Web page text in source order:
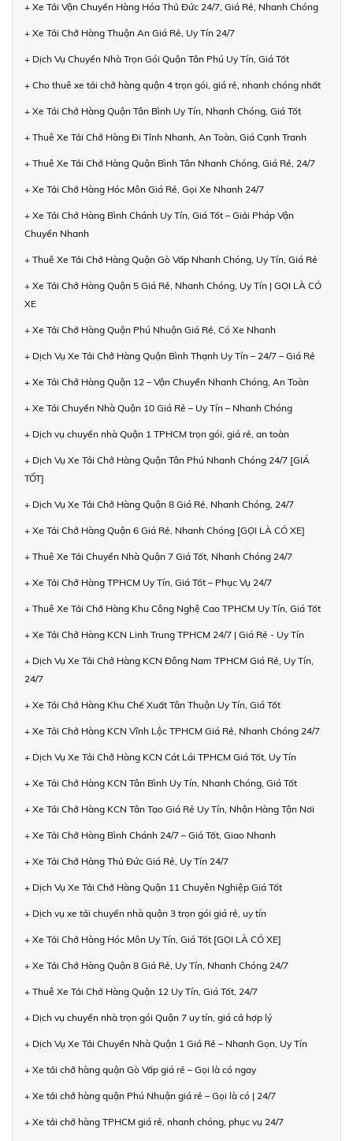
+ Xe Tải Vận Chuyển Hàng Hóa Thủ Đức 24/7, Giá Rẻ, Nhanh Chóng
+ Xe Tải Chở Hàng Thuận An Giá Rẻ, Uy Tín 24/7
+ Dịch Vụ Chuyển Nhà Trọn Gói Quận Tân Phú Uy Tín, Giá Tốt
+ Cho thuê xe tải chở hàng quận 4 trọn gói, giá rẻ, nhanh chóng nhất
+ Xe Tải Chở Hàng Quận Tân Bình Uy Tín, Nhanh Chóng, Giá Tốt
+ Thuê Xe Tải Chở Hàng Đi Tỉnh Nhanh, An Toàn, Giá Cạnh Tranh
+ Thuê Xe Tải Chở Hàng Quận Bình Tân Nhanh Chóng, Giá Rẻ, 24/7
+ Xe Tải Chở Hàng Hóc Môn Giá Rẻ, Gọi Xe Nhanh 24/7
+ Xe Tải Chở Hàng Bình Chánh Uy Tín, Giá Tốt – Giải Pháp Vận
Chuyển Nhanh
+ Thuê Xe Tải Chở Hàng Quận Gò Vấp Nhanh Chóng, Uy Tín, Giá Rẻ
+ Xe Tải Chở Hàng Quận 5 Giá Rẻ, Nhanh Chóng, Uy Tín | GỌI LÀ CÓ
XE
+ Xe Tải Chở Hàng Quận Phú Nhuận Giá Rẻ, Có Xe Nhanh
+ Dịch Vụ Xe Tải Chở Hàng Quận Bình Thạnh Uy Tín – 24/7 – Giá Rẻ
+ Xe Tải Chở Hàng Quận 12 – Vận Chuyển Nhanh Chóng, An Toàn
+ Xe Tải Chuyển Nhà Quận 10 Giá Rẻ – Uy Tín – Nhanh Chóng
+ Dịch vụ chuyển nhà Quận 1 TPHCM trọn gói, giá rẻ, an toàn
+ Dịch Vụ Xe Tải Chở Hàng Quận Tân Phú Nhanh Chóng 24/7 [GIÁ
TỐT]
+ Dịch Vụ Xe Tải Chở Hàng Quận 8 Giá Rẻ, Nhanh Chóng, 24/7
+ Xe Tải Chở Hàng Quận 6 Giá Rẻ, Nhanh Chóng [GỌI LÀ CÓ XE]
+ Thuê Xe Tải Chuyển Nhà Quận 7 Giá Tốt, Nhanh Chóng 24/7
+ Xe Tải Chở Hàng TPHCM Uy Tín, Giá Tốt – Phục Vụ 24/7
+ Thuê Xe Tải Chở Hàng Khu Công Nghệ Cao TPHCM Uy Tín, Giá Tốt
+ Xe Tải Chở Hàng KCN Linh Trung TPHCM 24/7 | Giá Rẻ - Uy Tín
+ Dịch Vụ Xe Tải Chở Hàng KCN Đông Nam TPHCM Giá Rẻ, Uy Tín,
24/7
+ Xe Tải Chở Hàng Khu Chế Xuất Tân Thuận Uy Tín, Giá Tốt
+ Xe Tải Chở Hàng KCN Vĩnh Lộc TPHCM Giá Rẻ, Nhanh Chóng 24/7
+ Dịch Vụ Xe Tải Chở Hàng KCN Cát Lái TPHCM Giá Tốt, Uy Tín
+ Xe Tải Chở Hàng KCN Tân Bình Uy Tín, Nhanh Chóng, Giá Tốt
+ Xe Tải Chở Hàng KCN Tân Tạo Giá Rẻ Uy Tín, Nhận Hàng Tận Nơi
+ Xe Tải Chở Hàng Bình Chánh 24/7 – Giá Tốt, Giao Nhanh
+ Xe Tải Chở Hàng Thủ Đức Giá Rẻ, Uy Tín 24/7
+ Dịch Vụ Xe Tải Chở Hàng Quận 11 Chuyên Nghiệp Giá Tốt
+ Dịch vụ xe tải chuyển nhà quận 3 trọn gói giá rẻ, uy tín
+ Xe Tải Chở Hàng Hóc Môn Uy Tín, Giá Tốt [GỌI LÀ CÓ XE]
+ Xe Tải Chở Hàng Quận 8 Giá Rẻ, Uy Tín, Nhanh Chóng 24/7
+ Thuê Xe Tải Chở Hàng Quận 12 Uy Tín, Giá Tốt, 24/7
+ Dịch vụ chuyển nhà trọn gói Quận 7 uy tín, giá cả hợp lý
+ Dịch Vụ Xe Tải Chuyển Nhà Quận 1 Giá Rẻ – Nhanh Gọn, Uy Tín
+ Xe tải chở hàng quận Gò Vấp giá rẻ – Gọi là có ngay
+ Xe tải chở hàng quận Phú Nhuận giá rẻ – Gọi là có | 24/7
+ Xe tải chở hàng TPHCM giá rẻ, nhanh chóng, phục vụ 24/7